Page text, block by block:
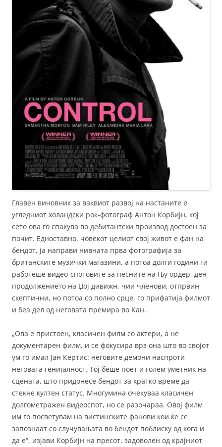
Главен виновник за ваквиот развој на настаните е
угледниот холандски рок-фотограф Антон Корбијн, кој
сето ова го спакува во дебитантски производ достоен за
почит. Едноставно, човекот целиот свој живот е фан на
бендот, ја направи нивната прва фотографија за
британските музички магазини, а потоа долги години ги
работеше видео-спотовите за песните на Њу ордер, ден-
продолжението на Џој дивижн, чии членови, отпрвин
скептични, но потоа со полно срце, го прифатија филмот
и беа дел од неговата премира во Кан.
„Ова е пристоен, класичен филм со актери, а не
документарен филм, и се фокусира врз она што во својот
ум го имал Јан Кертис: неговите демони наспроти
неговата генијалност. Тој беше поет и голем уметник на
сцената, што придонесе бендот за кратко време да
стекне култен статус. Многумина очекуваа класичен
долгометражен видеоспот, но се разочараа. Овој филм
им го посветувам на вистинските фанови кои ќе се
запознаат со случувањата во бендот поблиску од кога и
да е“, изјави Корбијн на пресот, задоволен од крајниот